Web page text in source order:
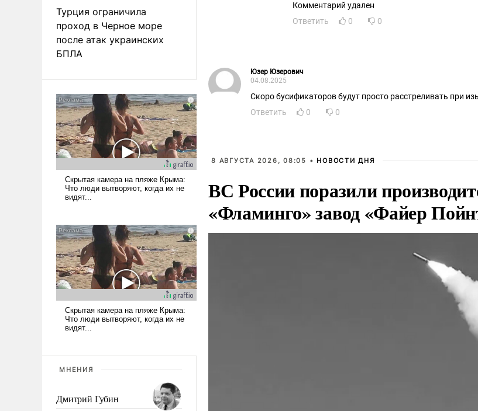
Турция ограничила
проход в Черное море
после атак украинских
БПЛА
МНЕНИЯ
Дмитрий Губин
Комментарий удален
Ответить
0 0
Юзер Юзерович
04.08.2025
Скоро бусификаторов будут просто расстреливать при
Ответить
0 0
8 АВГУСТА 2026, 08:05 • НОВОСТИ ДНЯ
ВС России поразили
«Фламинго» завод «Файер